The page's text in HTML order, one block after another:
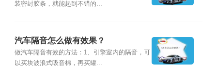
装密封胶条，就能起到不错的...
汽车隔音怎么做有效果？
做汽车隔音有效的方法：1、引擎室内的隔音，可
以买块波浪式吸音棉，再买罐...